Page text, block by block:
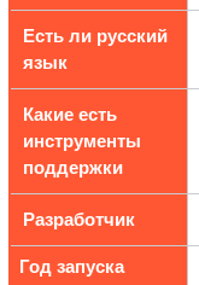
Есть ли русский
язык
Какие есть
инструменты
поддержки
Разработчик
Год запуска